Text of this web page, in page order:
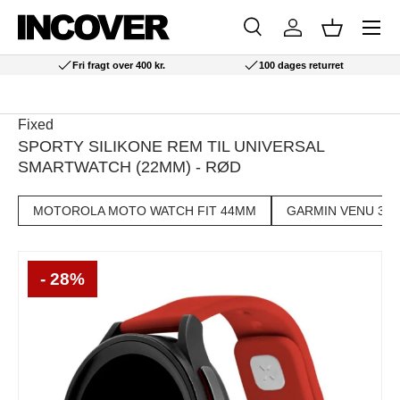
SPRING TIL INDHOLD
SøgSøg
Søg Log indKurv
Menu
Fri fragt over 400 kr. 100 dages returret
Fixed
SPORTY SILIKONE REM TIL UNIVERSAL
SMARTWATCH (22MM) - RØD
MOTOROLA MOTO WATCH FIT 44MM GARMIN VENU 3
- 28%